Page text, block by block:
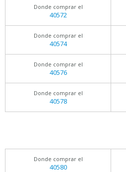
Donde comprar el
40572
Donde comprar el
40574
Donde comprar el
40576
Donde comprar el
40578
Donde comprar el
40580